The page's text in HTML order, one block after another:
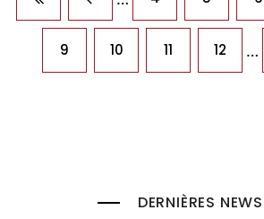
Première page
Page précédente
9 10 11 12 …
DERNIÈRES NEWS